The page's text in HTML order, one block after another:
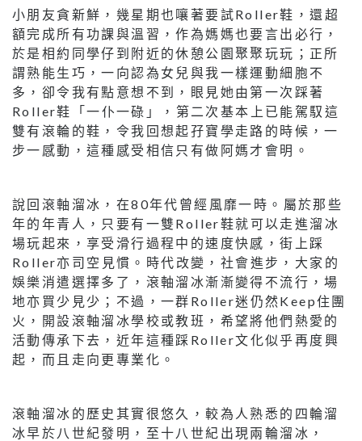
小朋友貪新鮮，幾星期也嚷著要試Roller鞋，還超
額完成所有功課與溫習，作為媽媽也要言出必行，
於是相約同學仔到附近的休憩公園聚聚玩玩；正所
謂熟能生巧，一向認為女兒與我一樣運動細胞不
多，卻令我有點意想不到，眼見她由第一次踩著
Roller鞋「一仆一碌」，第二次基本上已能駕馭這
雙有滾輪的鞋，令我回想起孖寶學走路的時候，一
步一感動，這種感受相信只有做阿媽才會明。
說回滾軸溜冰，在80年代曾經風靡一時。屬於那些
年的年青人，只要有一雙Roller鞋就可以走進溜冰
場玩起來，享受滑行過程中的速度快感，街上踩
Roller亦司空見慣。時代改變，社會進步，大家的
娛樂消遣選擇多了，滾軸溜冰漸漸變得不流行，場
地亦買少見少；不過，一群Roller迷仍然Keep住團
火，開設滾軸溜冰學校或教班，希望將他們熱愛的
活動傳承下去，近年這種踩Roller文化似乎再度興
起，而且走向更專業化。
滾軸溜冰的歷史其實很悠久，較為人熟悉的四輪溜
冰早於八世紀發明，至十八世紀出現兩輪溜冰，